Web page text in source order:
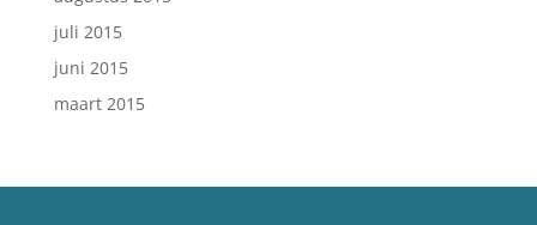
juli 2015
juni 2015
maart 2015